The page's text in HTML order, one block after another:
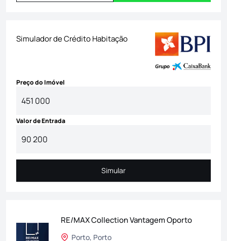
Simulador de Crédito Habitação
Preço do Imóvel
Valor de Entrada
Simular
Simular
RE/MAX Collection Vantagem Oporto
Porto, Porto